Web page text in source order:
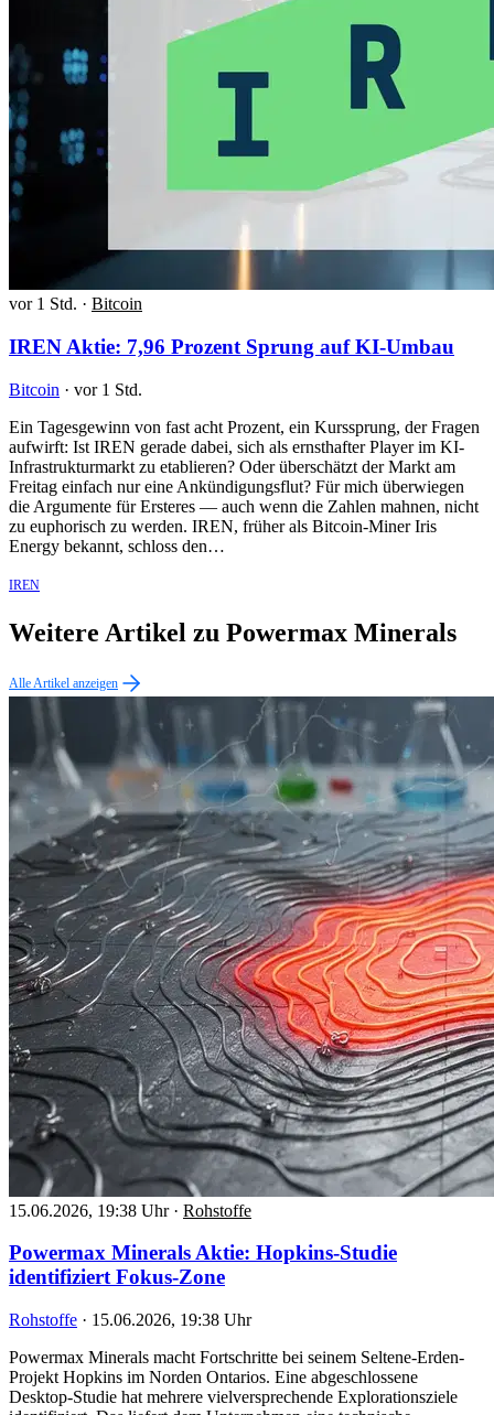
vor 1 Std. · Bitcoin
IREN Aktie: 7,96 Prozent Sprung auf KI-Umbau
Bitcoin · vor 1 Std.
Ein Tagesgewinn von fast acht Prozent, ein Kurssprung, der Fragen
aufwirft: Ist IREN gerade dabei, sich als ernsthafter Player im KI-
Infrastrukturmarkt zu etablieren? Oder überschätzt der Markt am
Freitag einfach nur eine Ankündigungsflut? Für mich überwiegen
die Argumente für Ersteres — auch wenn die Zahlen mahnen, nicht
zu euphorisch zu werden. IREN, früher als Bitcoin-Miner Iris
Energy bekannt, schloss den…
IREN
Weitere Artikel zu Powermax Minerals
Alle Artikel anzeigen
15.06.2026, 19:38 Uhr · Rohstoffe
Powermax Minerals Aktie: Hopkins-Studie
identifiziert Fokus-Zone
Rohstoffe · 15.06.2026, 19:38 Uhr
Powermax Minerals macht Fortschritte bei seinem Seltene-Erden-
Projekt Hopkins im Norden Ontarios. Eine abgeschlossene
Desktop-Studie hat mehrere vielversprechende Explorationsziele